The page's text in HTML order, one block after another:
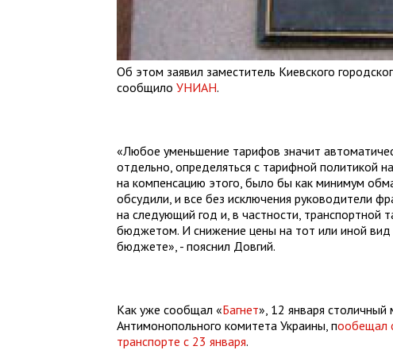
Об этом заявил заместитель Киевского
сообщило УНИАН.
«Любое уменьшение тарифов значит
отдельно, определяться с тарифной политикой
на компенсацию этого, было бы как минимум
обсудили, и все без исключения руководители
на следующий год и, в частности, транспортной
бюджетом. И снижение цены на тот или иной вид
бюджете», - пояснил Довгий.
Как уже сообщал «Багнет», 12 января столичный
Антимонопольного комитета Украины, пообещал
транспорте с 23 января.